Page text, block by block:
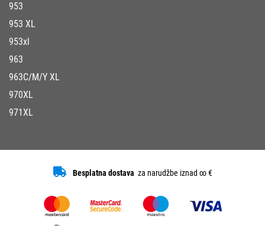
953
953 XL
953xl
963
963C/M/Y XL
970XL
971XL
Besplatna dostava za narudžbe iznad ∞ €